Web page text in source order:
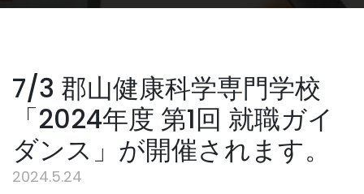
7/3 郡山健康科学専門学校
「2024年度 第1回 就職ガイ
ダンス」が開催されます。
2024.5.24